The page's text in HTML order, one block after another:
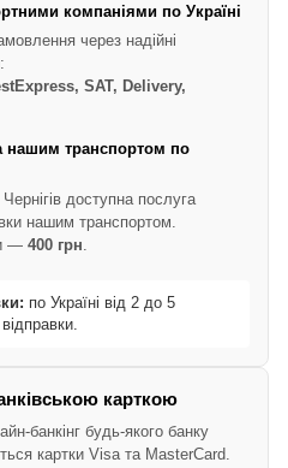
компаніями по Україні
через надійні
SAT, Delivery,
нашим транспортом по
доступна послуга
нашим транспортом.
— 400 грн.
по Україні від 2 до 5
карткою
банкінг будь-якого банку
картки Visa та MasterCard.